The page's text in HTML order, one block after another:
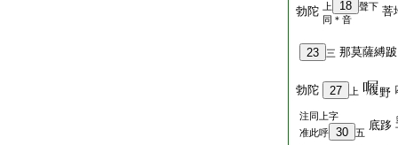
勃陀 上 18
聲下
同＊音
菩
23 三 那莫薩縛跛
勃陀 27 上 野
注同上字
准此呼
30 五
底跢